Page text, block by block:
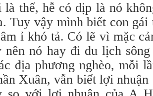
là thế, hễ có dịp là nó
Tuy vậy mình biết con gái
ỉ khó tả. Có lẽ vì mặc
nên nó hay đi du lịch
địa phương nghèo, mỗi
Xuân, vẫn biết lợi